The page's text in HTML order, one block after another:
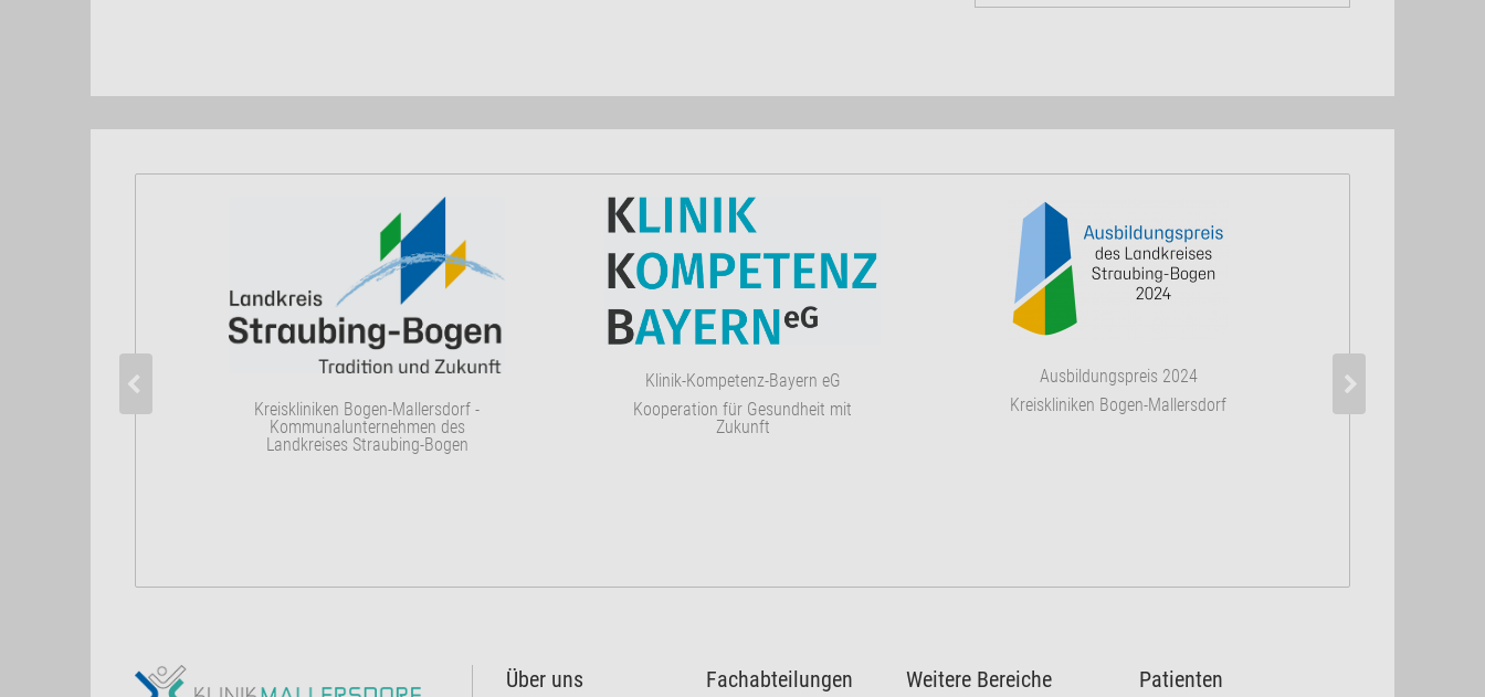
Kreiskliniken Bogen-Mallersdorf -
Kommunalunternehmen des
Landkreises Straubing-Bogen
Klinik-Kompetenz-Bayern eG
Kooperation für Gesundheit mit
Zukunft
Ausbildungspreis 2024
Kreiskliniken Bogen-Mallersdorf
Über uns Fachabteilungen Weitere Bereiche
Patienten